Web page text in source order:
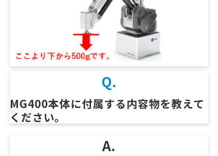
Q.
MG400本体に付属する内容物を教えて
ください。
A.